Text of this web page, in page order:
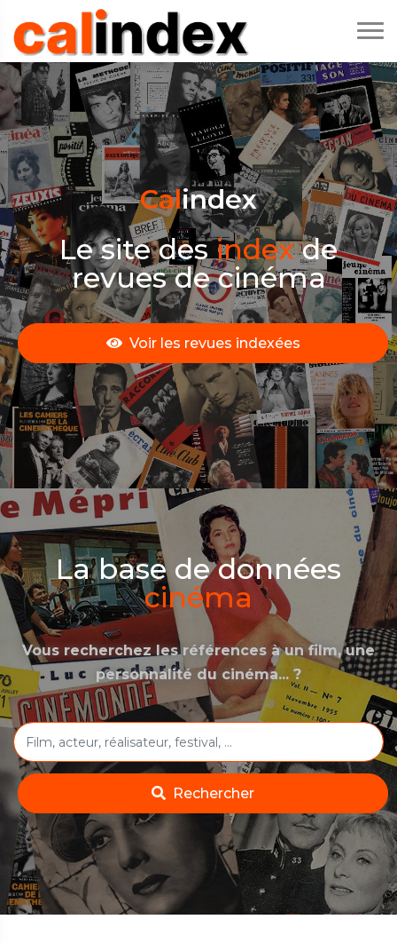
CalIndex
Le site desindexde
revues de cinéma
Voir les revues indexées
La base de données
cinéma
Vous recherchez les références à un film, une
personnalité du cinéma... ?
Rechercher